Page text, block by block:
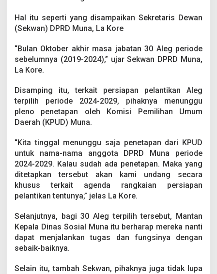
R
M
u
a
T
e
h
M
n
u
g
g
u
P
n
o
K
Hal itu seperti yang disampaikan Sekretaris Dewan
(Sekwan) DPRD Muna, La Kore
“Bulan Oktober akhir masa jabatan 30 Aleg periode
sebelumnya (2019-2024),” ujar Sekwan DPRD Muna,
La Kore.
Disamping itu, terkait persiapan pelantikan Aleg
terpilih periode 2024-2029, pihaknya menunggu
pleno penetapan oleh Komisi Pemilihan Umum
Daerah (KPUD) Muna.
“Kita tinggal menunggu saja penetapan dari KPUD
untuk nama-nama anggota DPRD Muna periode
2024-2029. Kalau sudah ada penetapan. Maka yang
ditetapkan tersebut akan kami undang secara
khusus terkait agenda rangkaian persiapan
pelantikan tentunya,” jelas La Kore.
Selanjutnya, bagi 30 Aleg terpilih tersebut, Mantan
Kepala Dinas Sosial Muna itu berharap mereka nanti
dapat menjalankan tugas dan fungsinya dengan
sebaik-baiknya.
Selain itu, tambah Sekwan, pihaknya juga tidak lupa